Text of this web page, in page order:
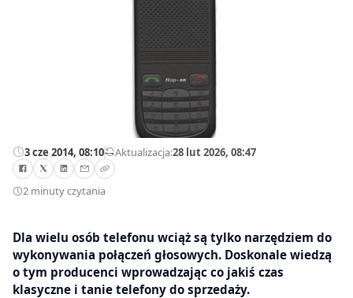
3 cze 2014, 08:10—Aktualizacja:28 lut 2026, 08:47
2 minuty czytania
Dla wielu osób telefonu wciąż są tylko narzędziem do
wykonywania połączeń głosowych. Doskonale wiedzą
o tym producenci wprowadzając co jakiś czas
klasyczne i tanie telefony do sprzedaży.